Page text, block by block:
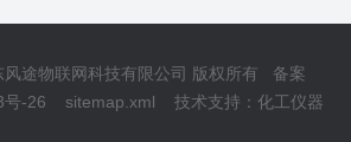
途物联网科技有限公司 版权所有 备案
号-26
sitemap.xml 技术支持：化工仪器